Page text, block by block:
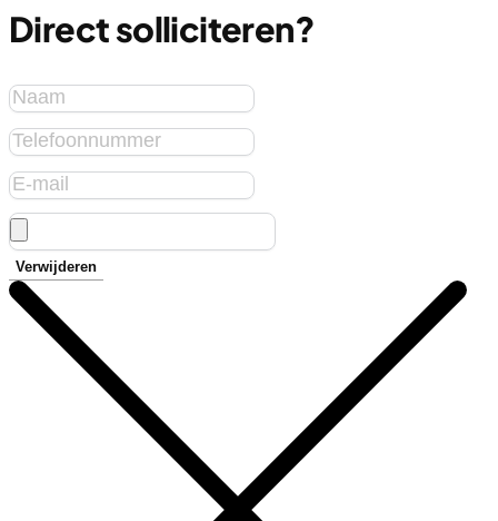
Direct solliciteren?
Verwijderen